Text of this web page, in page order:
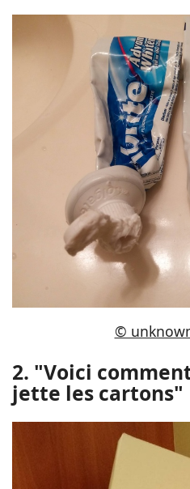
©
2. "Voici
jette les cartons"